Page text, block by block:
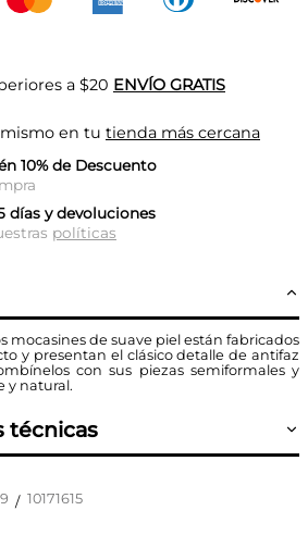
a $20 ENVÍO GRATIS
en tu tienda más cercana
10% de Descuento
días y devoluciones
políticas
mocasines de suave piel están fabricados
y presentan el clásico detalle de antifaz
con sus piezas semiformales y
y natural.
técnicas
/ 10171615